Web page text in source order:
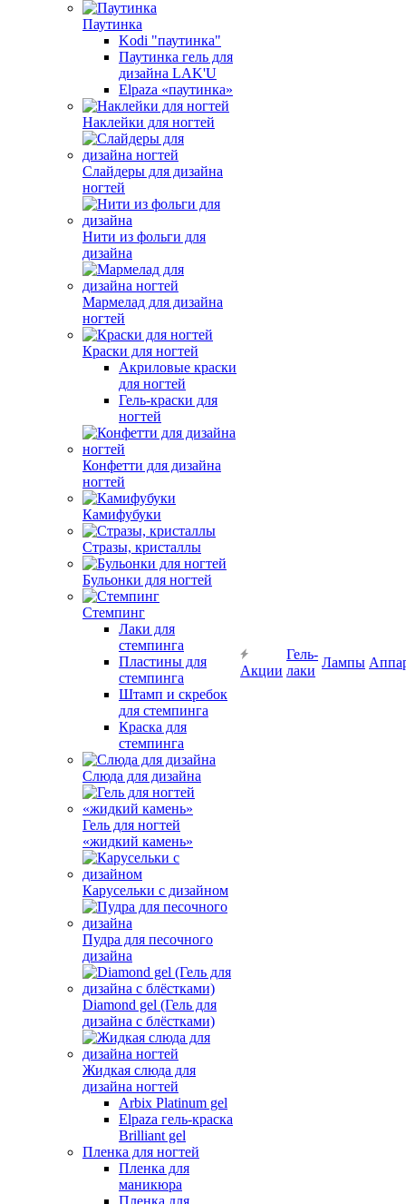
Паутинка
Kodi "паутинка"
Паутинка гель для
дизайна LAK'U
Elpaza «паутинка»
Наклейки для ногтей
Слайдеры для дизайна
ногтей
Нити из фольги для
дизайна
Мармелад для дизайна
ногтей
Краски для ногтей
Акриловые краски
для ногтей
Гель-краски для
ногтей
Конфетти для дизайна
ногтей
Камифубуки
Стразы, кристаллы
Бульонки для ногтей
Стемпинг
Лаки для
стемпинга
Пластины для
стемпинга
Штамп и скребок
для стемпинга
Краска для
стемпинга
Слюда для дизайна
Гель для ногтей
«жидкий камень»
Карусельки с дизайном
Пудра для песочного
дизайна
Diamond gel (Гель для
дизайна с блёстками)
Жидкая слюда для
дизайна ногтей
Arbix Platinum gel
Elpaza гель-краска
Brilliant gel
Пленка для ногтей
Пленка для
маникюра
Пленка для
Акции
Гель-
лаки
Лампы